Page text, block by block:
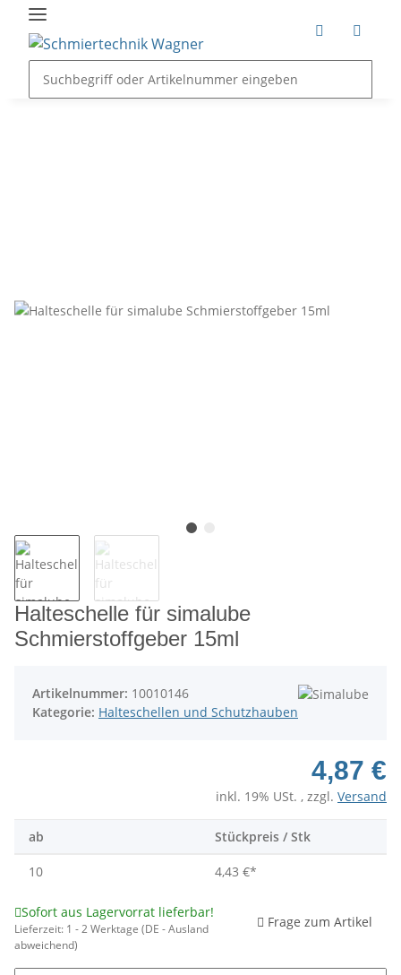
Halteschelle für simalube
Schmierstoffgeber 15ml
Artikelnummer: 10010146
Kategorie: Halteschellen und Schutzhauben
4,87 €
inkl. 19% USt. , zzgl. Versand
ab Stückpreis / Stk
10 4,43 €*
Sofort aus Lagervorrat lieferbar!
Lieferzeit: 1 - 2 Werktage (DE - Ausland
abweichend)
Frage zum Artikel